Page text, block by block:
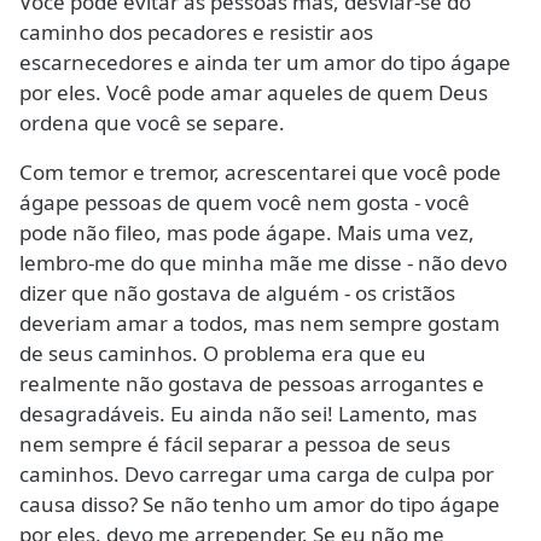
caminho dos pecadores e resistir aos
escarnecedores e ainda ter um amor do tipo ágape
por eles. Você pode amar aqueles de quem Deus
ordena que você se separe.
Com temor e tremor, acrescentarei que você pode
ágape pessoas de quem você nem gosta - você
pode não fileo, mas pode ágape. Mais uma vez,
lembro-me do que minha mãe me disse - não devo
dizer que não gostava de alguém - os cristãos
deveriam amar a todos, mas nem sempre gostam
de seus caminhos. O problema era que eu
realmente não gostava de pessoas arrogantes e
desagradáveis. Eu ainda não sei! Lamento, mas
nem sempre é fácil separar a pessoa de seus
caminhos. Devo carregar uma carga de culpa por
causa disso? Se não tenho um amor do tipo ágape
por eles, devo me arrepender. Se eu não me